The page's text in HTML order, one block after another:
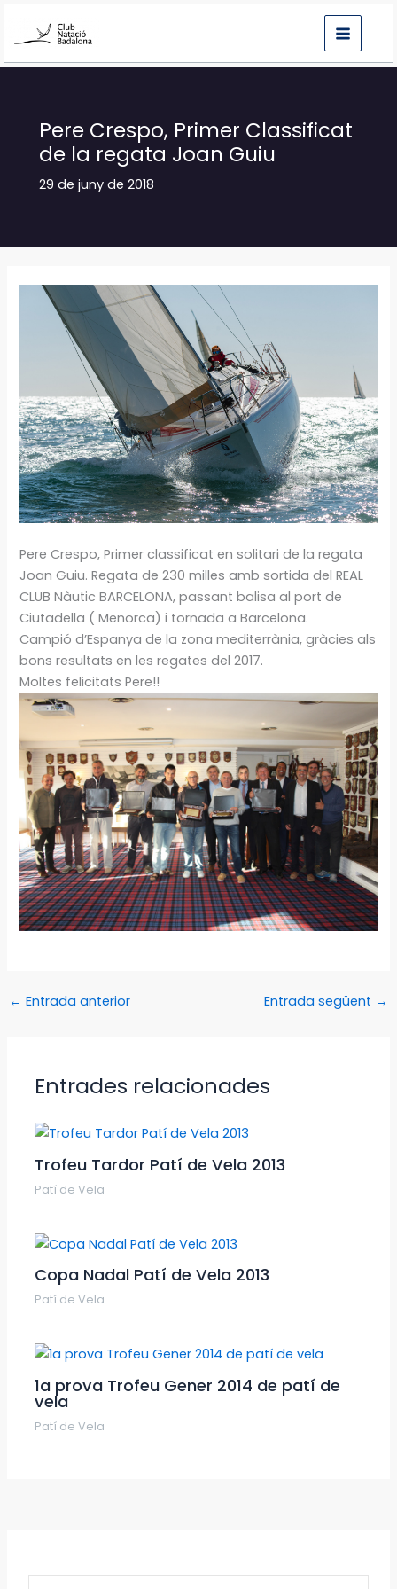
Pere Crespo, Primer Classificat
de la regata Joan Guiu
29 de juny de 2018
Pere Crespo, Primer classificat en solitari de la regata
Joan Guiu. Regata de 230 milles amb sortida del REAL
CLUB Nàutic BARCELONA, passant balisa al port de
Ciutadella ( Menorca) i tornada a Barcelona.
Campió d’Espanya de la zona mediterrània, gràcies als
bons resultats en les regates del 2017.
Moltes felicitats Pere!!
← Entrada anterior Entrada següent →
Entrades relacionades
Trofeu Tardor Patí de Vela 2013
Patí de Vela
Copa Nadal Patí de Vela 2013
Patí de Vela
1a prova Trofeu Gener 2014 de patí de
vela
Patí de Vela